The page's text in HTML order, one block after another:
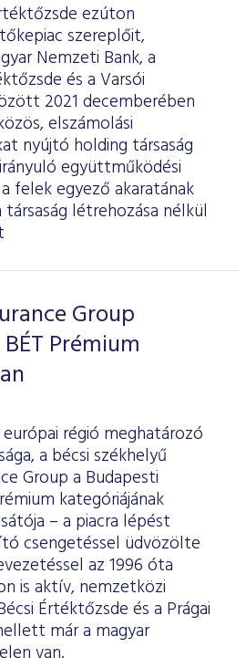
ezúton
szereplőit,
Nemzeti Bank, a
és a Varsói
2021 decemberében
elszámolási
nyújtó holding társaság
együttműködési
felek egyező akaratának
létrehozása nélkül
Group
Prémium
régió meghatározó
a bécsi székhelyű
Group a Budapesti
kategóriájának
– a piacra lépést
csengetéssel üdvözölte
az 1996 óta
is aktív, nemzetközi
Értéktőzsde és a Prágai
már a magyar
van.